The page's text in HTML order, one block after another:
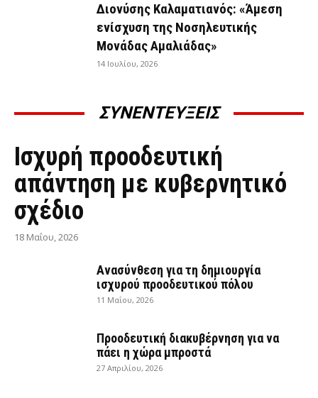
Διονύσης Καλαματιανός: «Άμεση
ενίσχυση της Νοσηλευτικής
Μονάδας Αμαλιάδας»
14 Ιουλίου, 2026
ΣΥΝΕΝΤΕΥΞΕΙΣ
ΣΥΝΕΝΤΕΎΞΕΙΣ
Ισχυρή προοδευτική
απάντηση με κυβερνητικό
σχέδιο
18 Μαΐου, 2026
Ανασύνθεση για τη δημιουργία
ισχυρού προοδευτικού πόλου
11 Μαΐου, 2026
Προοδευτική διακυβέρνηση για να
πάει η χώρα μπροστά
27 Απριλίου, 2026